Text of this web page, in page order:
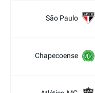
São Paulo
Chapecoense